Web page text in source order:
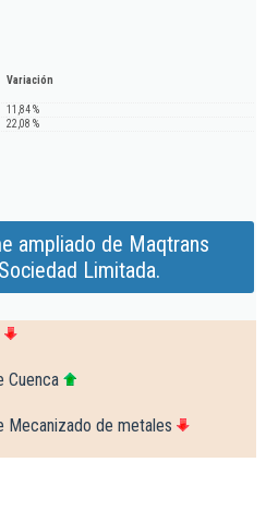
Variación
11,84 %
22,08 %
ampliado de Maqtrans
Limitada.
Cuenca
Mecanizado de metales